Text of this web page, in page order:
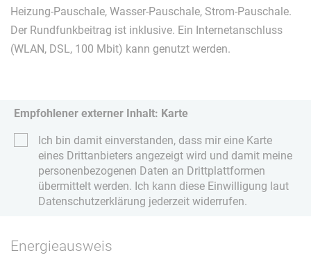
Heizung-Pauschale, Wasser-Pauschale, Strom-Pauschale.
Der Rundfunkbeitrag ist inklusive. Ein Internetanschluss
(WLAN, DSL, 100 Mbit) kann genutzt werden.
Empfohlener externer Inhalt: Karte
Ich bin damit einverstanden, dass mir eine Karte
eines Drittanbieters angezeigt wird und damit meine
personenbezogenen Daten an Drittplattformen
übermittelt werden. Ich kann diese Einwilligung laut
Datenschutzerklärung jederzeit widerrufen.
Energieausweis